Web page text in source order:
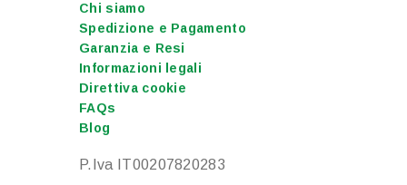
Chi siamo
Spedizione e Pagamento
Garanzia e Resi
Informazioni legali
Direttiva cookie
FAQs
Blog
P.Iva IT00207820283